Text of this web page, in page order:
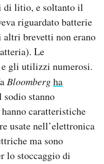
di litio, e soltanto il
riguardato batterie
altri brevetti non erano
Le
e gli utilizzi numerosi.
Bloombergha
sodio stanno
caratteristiche
usate nell’elettronica
ma sono
lo stoccaggio di